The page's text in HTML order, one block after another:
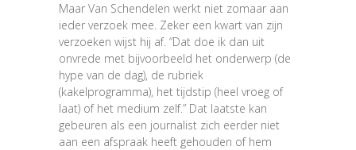
Maar Van Schendelen werkt niet zomaar aan
ieder verzoek mee. Zeker een kwart van zijn
verzoeken wijst hij af. “Dat doe ik dan uit
onvrede met bijvoorbeeld het onderwerp (de
hype van de dag), de rubriek
(kakelprogramma), het tijdstip (heel vroeg of
laat) of het medium zelf.” Dat laatste kan
gebeuren als een journalist zich eerder niet
aan een afspraak heeft gehouden of hem